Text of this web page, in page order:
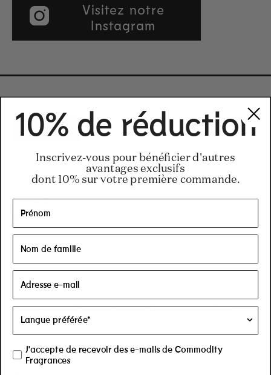
Visitez notre
Instagram
Filters
Verified Buyer
3
out
of
5
stars
good to explore
spaces as well, so you can use that as a stepping
stone to finding the one that your fit.
Barbara O.
Loading...
10% de réduction
Inscrivez-vous pour bénéficier d'autres
avantages exclusifs
dont 10% sur votre première commande.
J'accepte de recevoir des e-mails de Commodity
Fragrances